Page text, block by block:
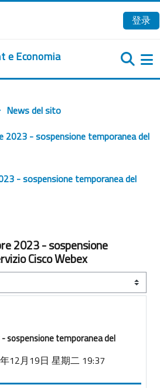
登录
e Economia
News del sito
2023 - sospensione temporanea del
- sospensione temporanea del
2023 - sospensione
Cisco Webex
sospensione temporanea del
12月19日 星期二 19:37